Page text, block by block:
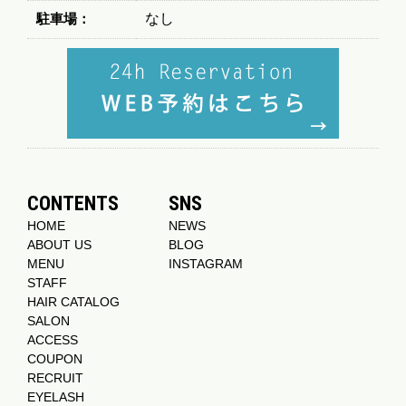
駐車場： なし
CONTENTS
HOME
ABOUT US
MENU
STAFF
HAIR CATALOG
SALON
ACCESS
COUPON
RECRUIT
EYELASH
SNS
NEWS
BLOG
INSTAGRAM